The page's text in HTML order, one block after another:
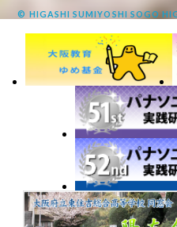
© HIGASHI SUMIYOSHI SOGO